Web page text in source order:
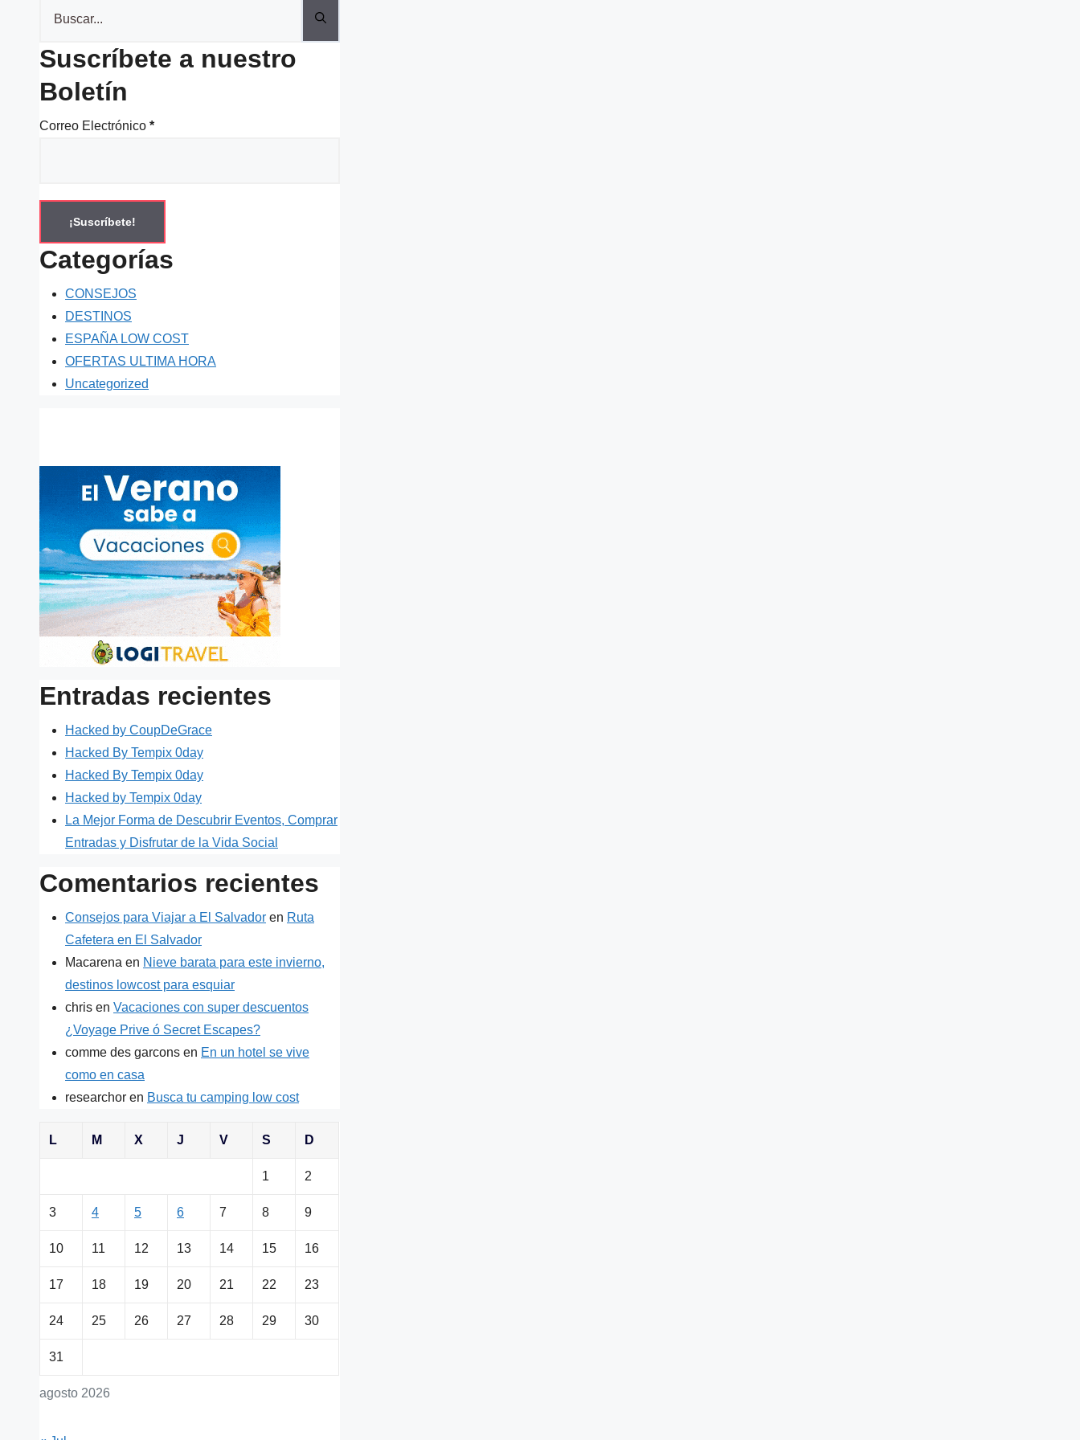
Suscríbete a nuestro
Boletín
Correo Electrónico *
Categorías
CONSEJOS
DESTINOS
ESPAÑA LOW COST
OFERTAS ULTIMA HORA
Uncategorized
Entradas recientes
Hacked by CoupDeGrace
Hacked By Tempix 0day
Hacked By Tempix 0day
Hacked by Tempix 0day
La Mejor Forma de Descubrir Eventos, Comprar
Entradas y Disfrutar de la Vida Social
Comentarios recientes
Consejos para Viajar a El Salvador en Ruta
Cafetera en El Salvador
Macarena en Nieve barata para este invierno,
destinos lowcost para esquiar
chris en Vacaciones con super descuentos
¿Voyage Prive ó Secret Escapes?
comme des garcons en En un hotel se vive
como en casa
researchor en Busca tu camping low cost
agosto 2026
L M X J V S D
1 2
3 4 5 6 7 8 9
10 11 12 13 14 15 16
17 18 19 20 21 22 23
24 25 26 27 28 29 30
31